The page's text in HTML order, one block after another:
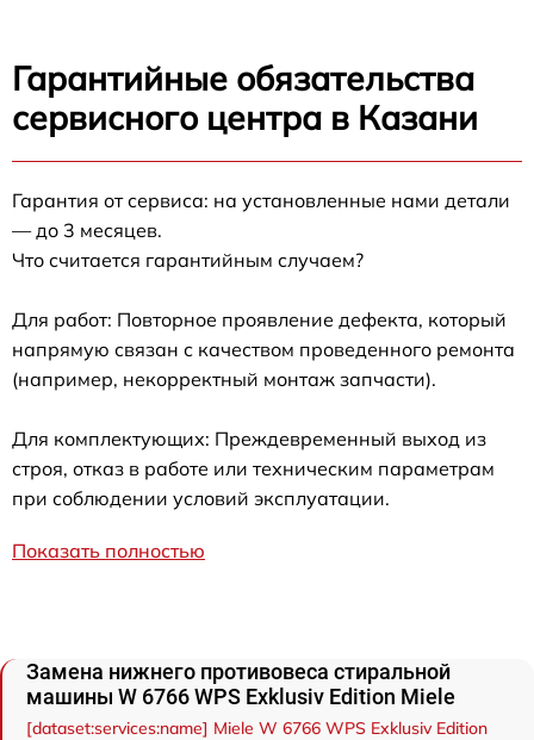
Гарантийные обязательства
сервисного центра в Казани
Гарантия от сервиса: на установленные нами детали
— до 3 месяцев.
Что считается гарантийным случаем?
Для работ: Повторное проявление дефекта, который
напрямую связан с качеством проведенного ремонта
(например, некорректный монтаж запчасти).
Для комплектующих: Преждевременный выход из
строя, отказ в работе или техническим параметрам
при соблюдении условий эксплуатации.
Показать полностью
Замена нижнего противовеса стиральной
машины W 6766 WPS Exklusiv Edition Miele
[dataset:services:name] Miele W 6766 WPS Exklusiv Edition